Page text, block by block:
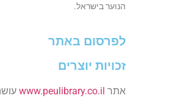
הנוער בישראל.
לפרסום באתר
זכויות יוצרים
אתר www.peulibrary.co.il